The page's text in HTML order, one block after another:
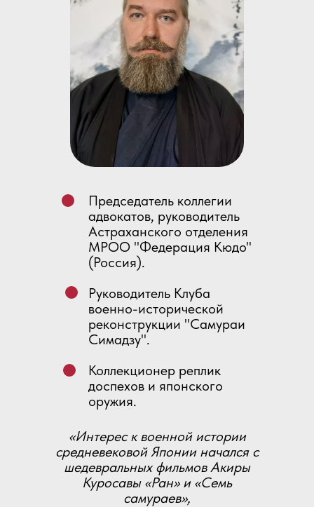
Председатель коллегии
адвокатов, руководитель
Астраханского отделения
МРОО "Федерация Кюдо"
(Россия).
Руководитель Клуба
военно-исторической
реконструкции "Самураи
Симадзу".
Коллекционер реплик
доспехов и японского
оружия.
«Интерес к военной истории
средневековой Японии начался с
шедевральных фильмов Акиры
Куросавы «Ран» и «Семь
самураев»,